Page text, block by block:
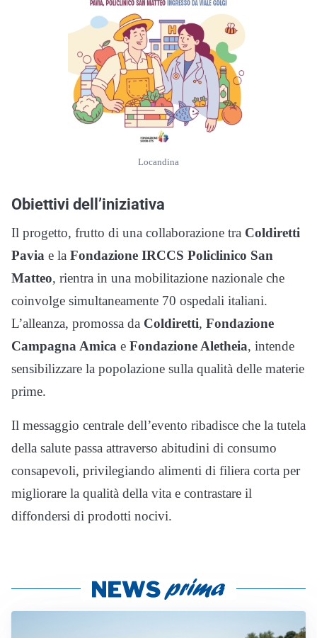
Locandina
Obiettivi dell’iniziativa
Il progetto, frutto di una collaborazione tra Coldiretti
Pavia e la Fondazione IRCCS Policlinico San
Matteo, rientra in una mobilitazione nazionale che
coinvolge simultaneamente 70 ospedali italiani.
L’alleanza, promossa da Coldiretti, Fondazione
Campagna Amica e Fondazione Aletheia, intende
sensibilizzare la popolazione sulla qualità delle materie
prime.
Il messaggio centrale dell’evento ribadisce che la tutela
della salute passa attraverso abitudini di consumo
consapevoli, privilegiando alimenti di filiera corta per
migliorare la qualità della vita e contrastare il
diffondersi di prodotti nocivi.